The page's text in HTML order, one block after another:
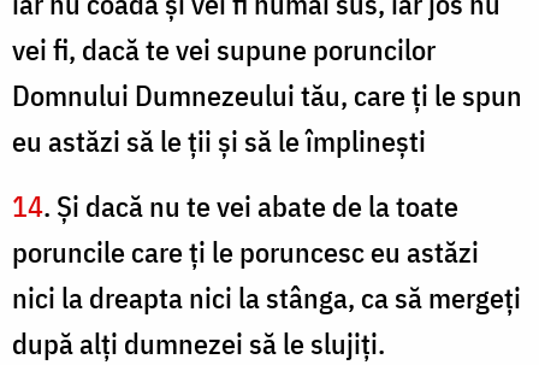
vei fi, dacă te vei supune poruncilor
Domnului Dumnezeului tău, care ţi le spun
eu astăzi să le ţii şi să le împlineşti
14. Şi dacă nu te vei abate de la toate
poruncile care ţi le poruncesc eu astăzi
nici la dreapta nici la stânga, ca să mergeţi
după alţi dumnezei să le slujiţi.